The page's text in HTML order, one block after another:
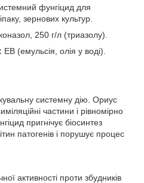
фунгіцид для
зернових культур.
250 г/л (триазолу).
ЕВ (емульсія, олія у воді).
системну дію. Ориус
частини і рівномірно
пригнічує біосинтез
патогенів і порушує процес
активності проти збудників